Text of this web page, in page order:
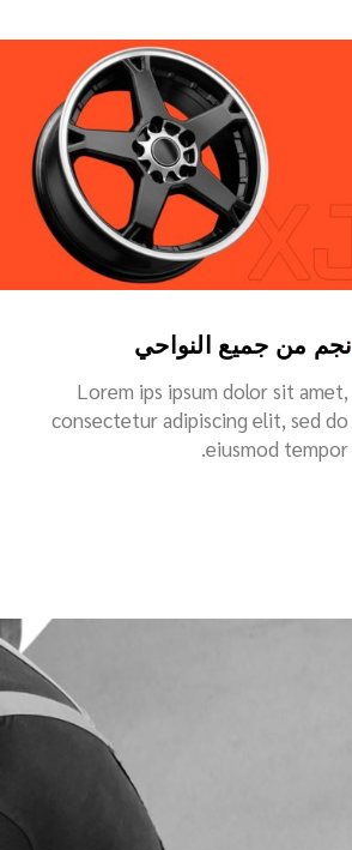
الرياضة البحتة
Lorem ips ipsum dolor sit amet,
consectetur adipiscing elit, sed do
eiusmod tempor.